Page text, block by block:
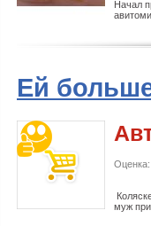
Начал
Ей
Оценка:
муж